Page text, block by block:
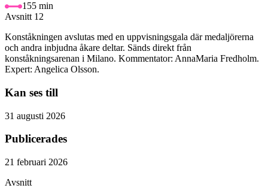
155 min
Avsnitt 12
Konståkningen avslutas med en uppvisningsgala där medaljörerna
och andra inbjudna åkare deltar. Sänds direkt från
konståkningsarenan i Milano. Kommentator: AnnaMaria Fredholm.
Expert: Angelica Olsson.
Kan ses till
31 augusti 2026
Publicerades
21 februari 2026
Avsnitt